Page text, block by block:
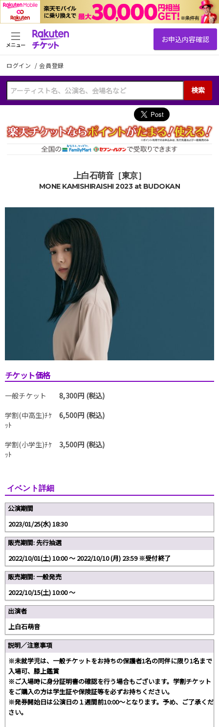
ログイン /会員登録
検索
メニュー
上白石萌音［東京］
MONE KAMISHIRAISHI 2023 at BUDOKAN
チケット価格
一般チケット
8,300円 (税込)
学割(中高生)ﾁｹ
ｯﾄ
6,500円 (税込)
学割(小学生)ﾁｹ
ｯﾄ
3,500円 (税込)
イベント詳細
公演期間
2023/01/25(水) 18:30
販売期間: 先行抽選
2022/10/01(土) 10:00 〜 2022/10/10 (月) 23:59 ※受付終了
販売期間: 一般発売
2022/10/15(土) 10:00 〜
出演者
上白石萌音
説明／注意事項
※未就学児は、一般チケットをお持ちの保護者1名の同伴に限り1名まで
入場可、膝上鑑賞
※ご入場時に身分証明書の確認を行う場合もございます。学割チケット
をご購入の方は学生証や保険証等を必ずお持ちください。
※発券開始日は公演日の１週間前10:00～となります。予め、ご了承くだ
さい。